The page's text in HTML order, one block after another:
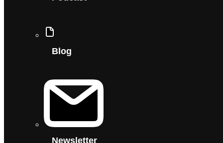
Blog
Newsletter